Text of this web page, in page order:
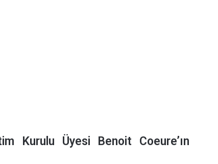
Kurulu Üyesi Benoit Coeure’ın